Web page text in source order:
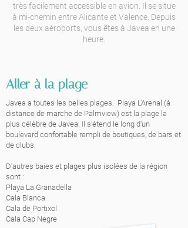
très facilement accessible en avion. Il se situe
à mi-chemin entre Alicante et Valence. Depuis
les deux aéroports, vous êtes à Javea en une
heure.
Aller à la plage
Javea a toutes les belles plages. Playa L'Arenal (à
distance de marche de Palmview) est la plage la
plus célèbre de Javea. Il s'étend le long d'un
boulevard confortable rempli de boutiques, de bars et
de clubs.
D'autres baies et plages plus isolées de la région
sont :
Playa La Granadella
Cala Blanca
Cala de Portixol
Cala Cap Negre